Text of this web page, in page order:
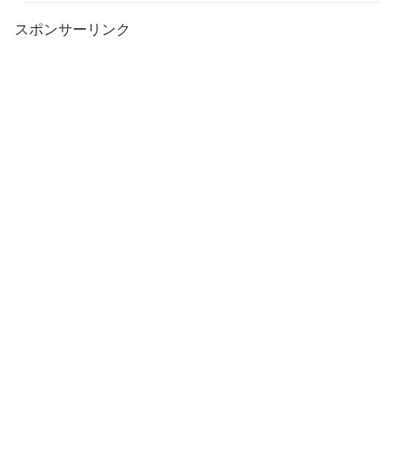
スポンサーリンク